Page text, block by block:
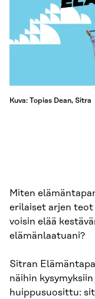
Kuva: Topias Dean, Sitra
Miten
erilaiset arjen
voisin elää
elämänlaatuani?
Sitran
näihin
huippusuosittu: